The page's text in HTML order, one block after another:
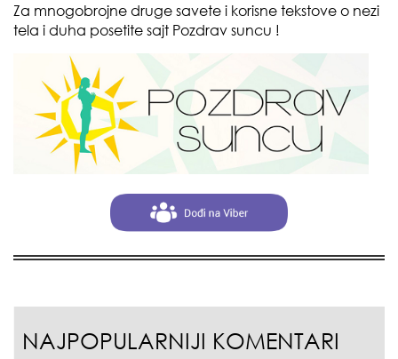
Za mnogobrojne druge savete i korisne tekstove o nezi
tela i duha posetite sajt Pozdrav suncu !
NAJPOPULARNIJI KOMENTARI